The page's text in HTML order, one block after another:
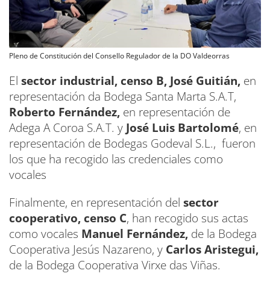
Pleno de Constitución del Consello Regulador de la DO Valdeorras
El sector industrial, censo B, José Guitián, en
representación da Bodega Santa Marta S.A.T,
Roberto Fernández, en representación de
Adega A Coroa S.A.T. y José Luis Bartolomé, en
representación de Bodegas Godeval S.L., fueron
los que ha recogido las credenciales como
vocales
Finalmente, en representación del sector
cooperativo, censo C, han recogido sus actas
como vocales Manuel Fernández, de la Bodega
Cooperativa Jesús Nazareno, y Carlos Aristegui,
de la Bodega Cooperativa Virxe das Viñas.